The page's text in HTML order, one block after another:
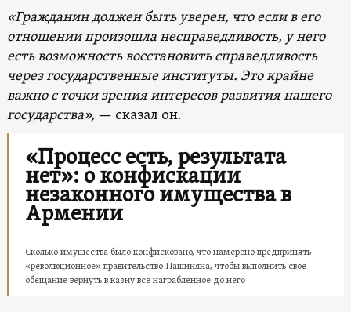
«Гражданин должен быть уверен, что если в его
отношении произошла несправедливость, у него
есть возможность восстановить справедливость
через государственные институты. Это крайне
важно с точки зрения интересов развития нашего
государства», — сказал он.
«Процесс есть, результата
нет»: о конфискации
незаконного имущества в
Армении
Сколько имущества было конфисковано, что намерено предпринять
«революционное» правительство Пашиняна, чтобы выполнить свое
обещание вернуть в казну все награбленное до него